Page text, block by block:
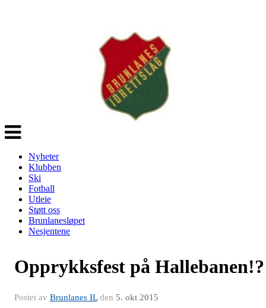
Veksle
navigasjon
Nyheter
Klubben
Ski
Fotball
Utleie
Støtt oss
Brunlanesløpet
Nesjentene
Opprykksfest på Hallebanen!?
Postet av Brunlanes ILden 5. okt 2015